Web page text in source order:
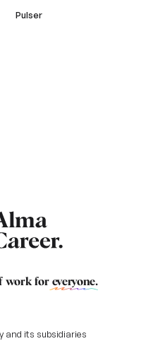
Pulser
work for everyone.
and its subsidiaries